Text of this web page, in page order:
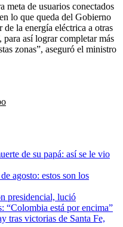
meta de usuarios conectados
lo que queda del Gobierno
la energía eléctrica a otras
así lograr completar más
zonas”, aseguró el ministro
de su papá: así se le vio
agosto: estos son los
presidencial, lució
“Colombia está por encima”
tras victorias de Santa Fe,